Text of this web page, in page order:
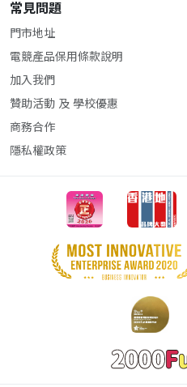
常見問題
門市地址
電競產品保用條款說明
加入我們
贊助活動 及 學校優惠
商務合作
隱私權政策